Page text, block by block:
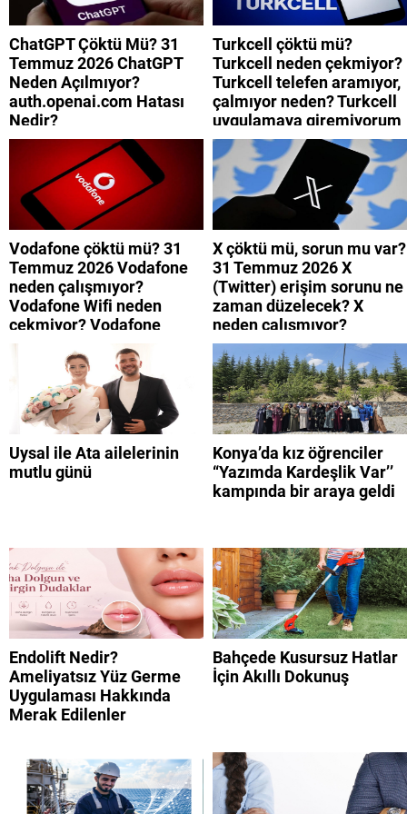
ChatGPT Çöktü Mü? 31
Temmuz 2026 ChatGPT
Neden Açılmıyor?
auth.openai.com Hatası
Nedir?
Turkcell çöktü mü?
Turkcell neden çekmiyor?
Turkcell telefen aramıyor,
çalmıyor neden? Turkcell
uygulamaya giremiyorum
neden? Turkcell internet
neden yavaş?
Vodafone çöktü mü? 31
Temmuz 2026 Vodafone
neden çalışmıyor?
Vodafone Wifi neden
çekmiyor? Vodafone
mobil uygulamaya neden
giremiyorum?
X çöktü mü, sorun mu var?
31 Temmuz 2026 X
(Twitter) erişim sorunu ne
zaman düzelecek? X
neden çalışmıyor?
Uysal ile Ata ailelerinin
mutlu günü
Konya’da kız öğrenciler
“Yazımda Kardeşlik Var’’
kampında bir araya geldi
Endolift Nedir?
Ameliyatsız Yüz Germe
Uygulaması Hakkında
Merak Edilenler
Bahçede Kusursuz Hatlar
İçin Akıllı Dokunuş